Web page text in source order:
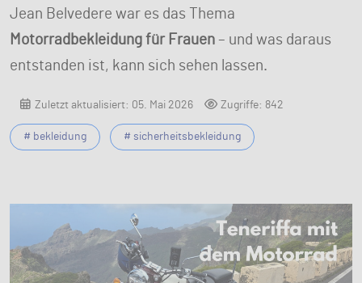
Jean Belvedere war es das Thema
Motorradbekleidung für Frauen – und was daraus
entstanden ist, kann sich sehen lassen.
Zuletzt aktualisiert: 05. Mai 2026 Zugriffe: 842
# bekleidung # sicherheitsbekleidung